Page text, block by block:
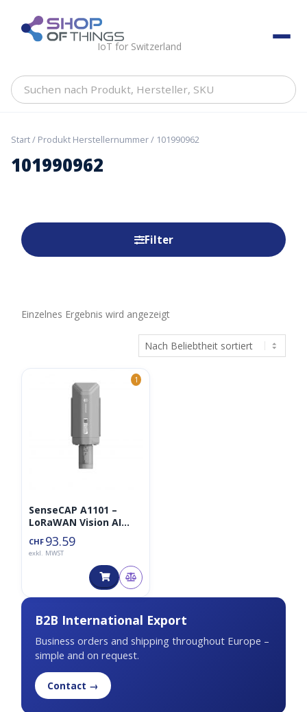
content ShopOfThings
IoT for Switzerland
Suchen
Hersteller,
Start/ Produkt Herstellernummer / 101990962
101990962
Filter
B2B International Export
Business orders and shipping throughout Europe –
simple and on request.
Contact →
Einzelnes Ergebnis wird angezeigt
1
SenseCAP A1101 –
LoRaWAN Vision AI
Sensor
CHF 93.59
exkl. MWST